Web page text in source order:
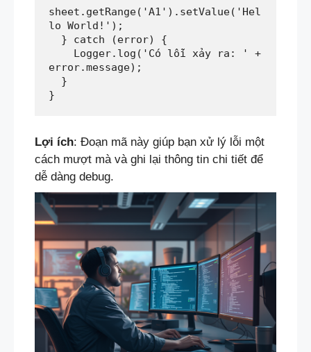
sheet.getRange('A1').setValue('Hel
lo World!');
  } catch (error) {
error.message);
  }
}
Lợi ích: Đoạn mã này giúp bạn xử lý lỗi một
cách mượt mà và ghi lại thông tin chi tiết để
dễ dàng debug.